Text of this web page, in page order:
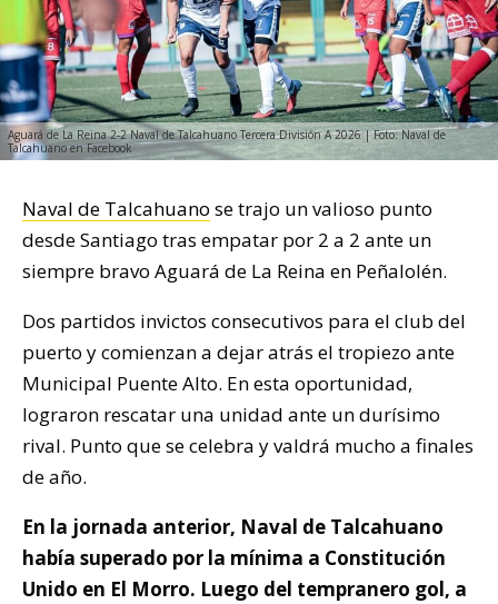
Aguará de La Reina 2-2 Naval de Talcahuano Tercera División A 2026 | Foto: Naval de
Talcahuano en Facebook
Naval de Talcahuano se trajo un valioso punto
desde Santiago tras empatar por 2 a 2 ante un
siempre bravo Aguará de La Reina en Peñalolén.
Dos partidos invictos consecutivos para el club del
puerto y comienzan a dejar atrás el tropiezo ante
Municipal Puente Alto. En esta oportunidad,
lograron rescatar una unidad ante un durísimo
rival. Punto que se celebra y valdrá mucho a finales
de año.
En la jornada anterior, Naval de Talcahuano
había superado por la mínima a Constitución
Unido en El Morro. Luego del tempranero gol, a